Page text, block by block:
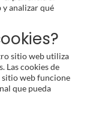
analizar qué
sitio web utiliza
Las cookies de
sitio web funcione
que pueda